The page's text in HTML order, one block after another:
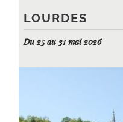
LOURDES
Du 25 au 31 mai 2026